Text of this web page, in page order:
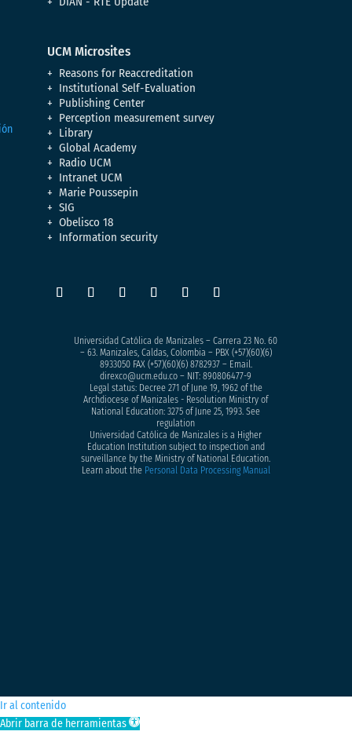
UCM Microsites
Reasons for Reaccreditation
Institutional Self-Evaluation
Publishing Center
Perception measurement survey
Library
Global Academy
Radio UCM
Intranet UCM
Marie Poussepin
SIG
Obelisco 18
Information security
Universidad Católica de Manizales – Carrera 23 No. 60
– 63. Manizales, Caldas, Colombia – PBX (+57)(60)(6)
8933050FAX (+57)(60)(6) 8782937 – Email.
direxco@ucm.edu.co – NIT: 890806477-9
Legal status: Decree 271 of June 19, 1962 of the
Archdiocese of Manizales - Resolution Ministry of
National Education: 3275 of June 25, 1993. See
regulation
Universidad Católica de Manizales is a Higher
Education Institution subject to inspection and
surveillance by the Ministry of National Education.
Learn about the Personal Data Processing Manual
Ir al contenido
Abrir barra de herramientas